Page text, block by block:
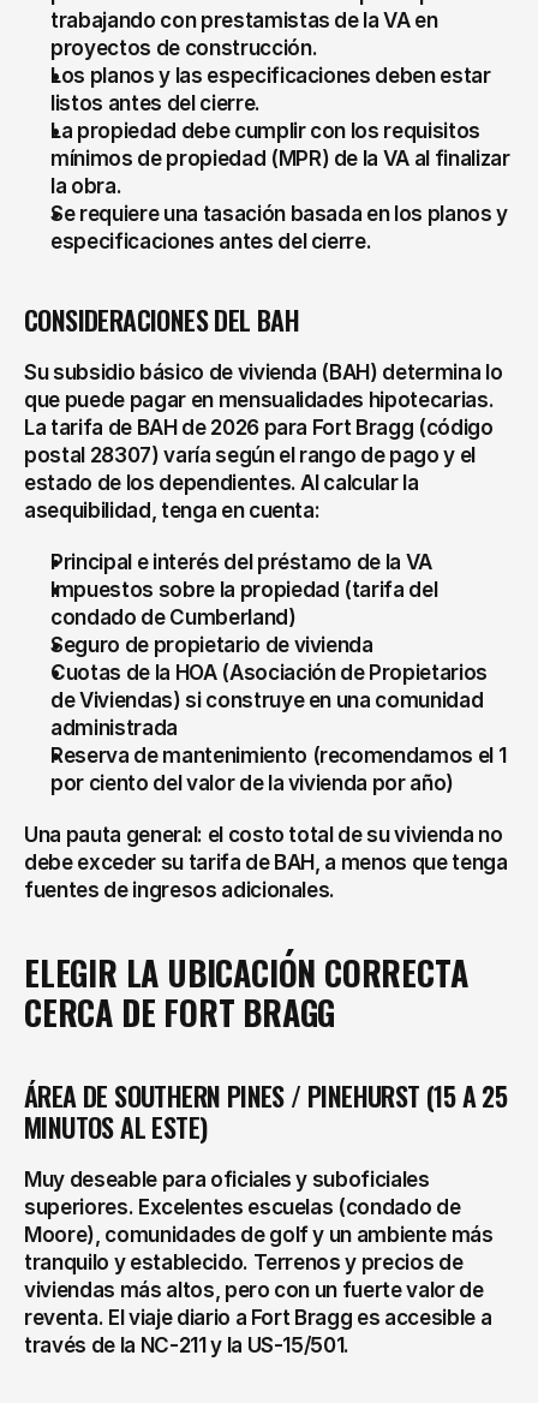
trabajando con prestamistas de la VA en
proyectos de construcción.
Los planos y las especificaciones deben estar
listos antes del cierre.
La propiedad debe cumplir con los requisitos
mínimos de propiedad (MPR) de la VA al finalizar
la obra.
Se requiere una tasación basada en los planos y
especificaciones antes del cierre.
CONSIDERACIONES DEL BAH
Su subsidio básico de vivienda (BAH) determina lo
que puede pagar en mensualidades hipotecarias.
La tarifa de BAH de 2026 para Fort Bragg (código
postal 28307) varía según el rango de pago y el
estado de los dependientes. Al calcular la
asequibilidad, tenga en cuenta:
Principal e interés del préstamo de la VA
Impuestos sobre la propiedad (tarifa del
condado de Cumberland)
Seguro de propietario de vivienda
Cuotas de la HOA (Asociación de Propietarios
de Viviendas) si construye en una comunidad
administrada
Reserva de mantenimiento (recomendamos el 1
por ciento del valor de la vivienda por año)
Una pauta general: el costo total de su vivienda no
debe exceder su tarifa de BAH, a menos que tenga
fuentes de ingresos adicionales.
ELEGIR LA UBICACIÓN CORRECTA
CERCA DE FORT BRAGG
ÁREA DE SOUTHERN PINES / PINEHURST (15 A 25
MINUTOS AL ESTE)
Muy deseable para oficiales y suboficiales
superiores. Excelentes escuelas (condado de
Moore), comunidades de golf y un ambiente más
tranquilo y establecido. Terrenos y precios de
viviendas más altos, pero con un fuerte valor de
reventa. El viaje diario a Fort Bragg es accesible a
través de la NC-211 y la US-15/501.